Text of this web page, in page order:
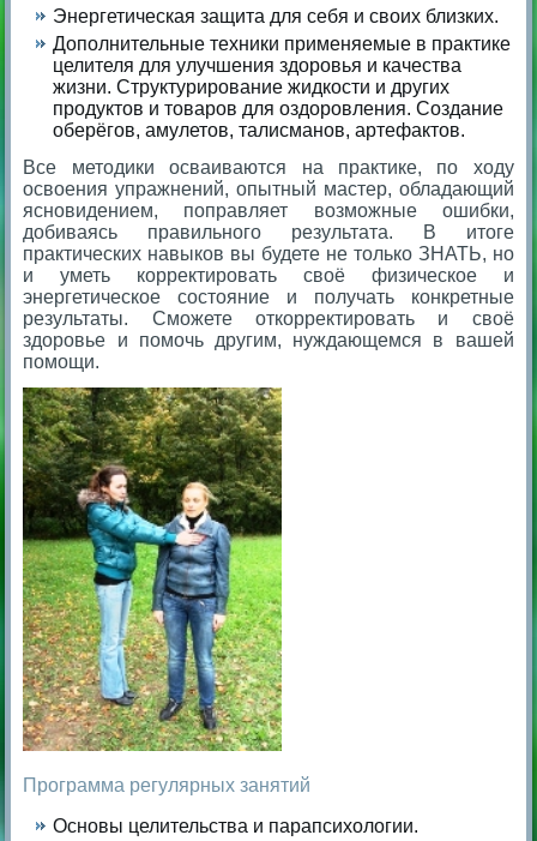
Энергетическая защита для себя и своих близких.
Дополнительные техники применяемые в практике
целителя для улучшения здоровья и качества
жизни. Структурирование жидкости и других
продуктов и товаров для оздоровления. Создание
оберёгов, амулетов, талисманов, артефактов.
Все методики осваиваются на практике, по ходу
освоения упражнений, опытный мастер, обладающий
ясновидением, поправляет возможные ошибки,
добиваясь правильного результата. В итоге
практических навыков вы будете не только ЗНАТЬ, но
и уметь корректировать своё физическое и
энергетическое состояние и получать конкретные
результаты. Сможете откорректировать и своё
здоровье и помочь другим, нуждающемся в вашей
помощи.
Программа регулярных занятий
Основы целительства и парапсихологии.